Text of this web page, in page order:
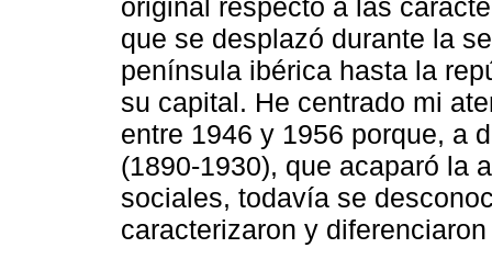
original respecto a las
que se desplazó durante la
península ibérica hasta la
su capital. He centrado mi
entre 1946 y 1956 porque, a
(1890-1930), que acaparó la
sociales, todavía se
caracterizaron y